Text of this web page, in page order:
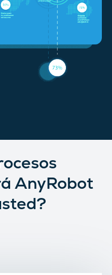
AnyRobot